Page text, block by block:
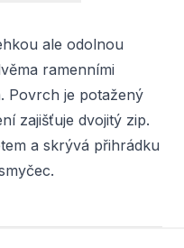
ale odolnou
ramenními
Povrch je potažený
zajišťuje dvojitý zip.
a skrývá přihrádku